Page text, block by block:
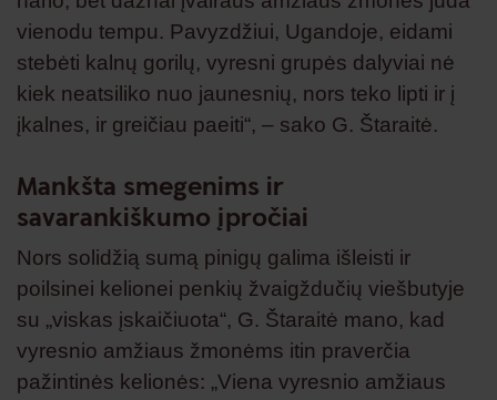
vienodu tempu. Pavyzdžiui, Ugandoje, eidami
stebėti kalnų gorilų, vyresni grupės dalyviai nė
kiek neatsiliko nuo jaunesnių, nors teko lipti ir į
įkalnes, ir greičiau paeiti“, – sako G. Štaraitė.
Mankšta smegenims ir
savarankiškumo įpročiai
Nors solidžią sumą pinigų galima išleisti ir
poilsinei kelionei penkių žvaigždučių viešbutyje
su „viskas įskaičiuota“, G. Štaraitė mano, kad
vyresnio amžiaus žmonėms itin praverčia
pažintinės kelionės: „Viena vyresnio amžiaus